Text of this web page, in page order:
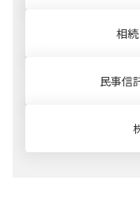
相
民事信